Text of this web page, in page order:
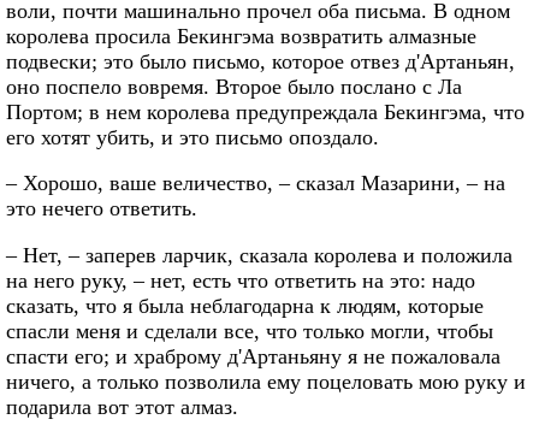
воли, почти машинально прочел оба письма. В одном
королева просила Бекингэма возвратить алмазные
подвески; это было письмо, которое отвез д'Артаньян,
оно поспело вовремя. Второе было послано с Ла
Портом; в нем королева предупреждала Бекингэма, что
его хотят убить, и это письмо опоздало.
– Хорошо, ваше величество, – сказал Мазарини, – на
это нечего ответить.
– Нет, – заперев ларчик, сказала королева и положила
на него руку, – нет, есть что ответить на это: надо
сказать, что я была неблагодарна к людям, которые
спасли меня и сделали все, что только могли, чтобы
спасти его; и храброму д'Артаньяну я не пожаловала
ничего, а только позволила ему поцеловать мою руку и
подарила вот этот алмаз.